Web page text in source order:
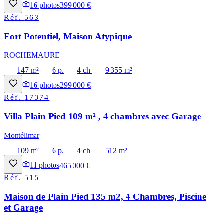
16 photos399 000 €
Réf. 563
Fort Potentiel, Maison Atypique
ROCHEMAURE
147 m²
6 p. 4 ch.
9 355 m²
16 photos299 000 €
Réf. 17374
Villa Plain Pied 109 m² , 4 chambres avec Garage
Montélimar
109 m²
6 p. 4 ch.
512 m²
11 photos465 000 €
Réf. 515
Maison de Plain Pied 135 m2, 4 Chambres, Piscine
et Garage